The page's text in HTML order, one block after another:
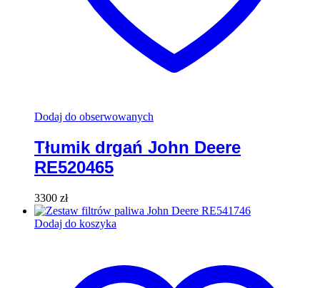
Dodaj do obserwowanych
Tłumik drgań John Deere
RE520465
3300 zł
Dodaj do koszyka